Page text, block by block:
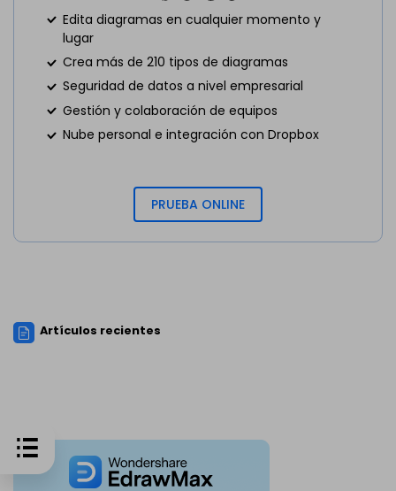
Edita diagramas en cualquier momento y
lugar
Crea más de 210 tipos de diagramas
Seguridad de datos a nivel empresarial
Gestión y colaboración de equipos
Nube personal e integración con Dropbox
PRUEBA ONLINE
Artículos recientes